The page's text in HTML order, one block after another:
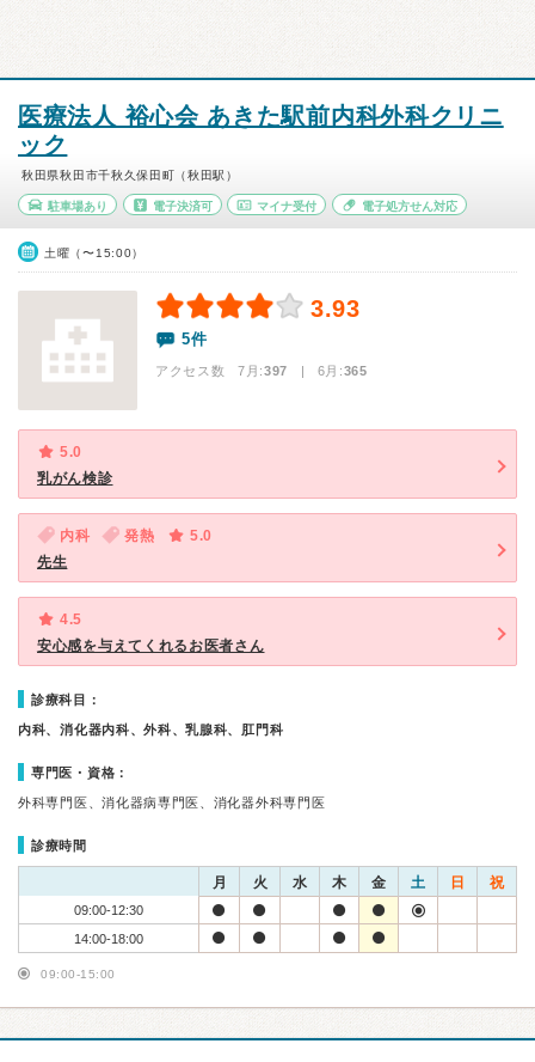
医療法人 裕心会 あきた駅前内科外科クリニ
ック
秋田県秋田市千秋久保田町（秋田駅）
駐車場あり 電子決済可 マイナ受付 電子処方せん対応
土曜（〜15:00）
3.93
5件
アクセス数 7月:397 | 6月:365
5.0
乳がん検診
内科 発熱
5.0
先生
4.5
安心感を与えてくれるお医者さん
診療科目：
内科、消化器内科、外科、乳腺科、肛門科
専門医・資格：
外科専門医、消化器病専門医、消化器外科専門医
診療時間
月 火 水 木 金 土 日 祝
09:00-12:30
14:00-18:00
09:00-15:00